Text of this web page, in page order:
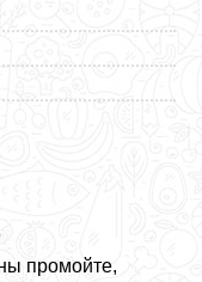
промойте,